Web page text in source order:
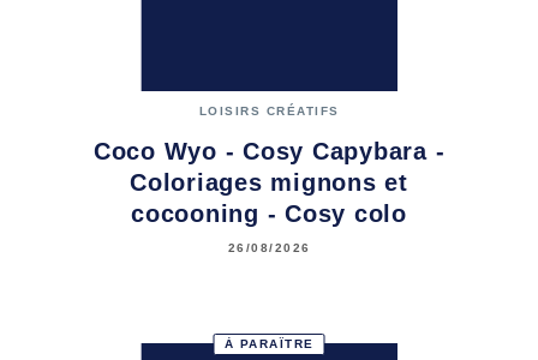
LOISIRS CRÉATIFS
Coco Wyo - Cosy Capybara -
Coloriages mignons et
cocooning - Cosy colo
26/08/2026
À PARAÎTRE